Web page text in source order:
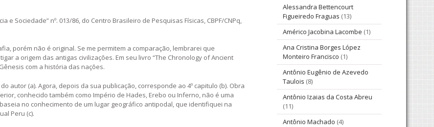
Sociedade” nº. 013/86, do Centro Brasileiro de Pesquisas Físicas, CBPF/CNPq,
porém não é original. Se me permitem a comparação, lembrarei que
a origem das antigas civilizações. Em seu livro “The Chronology of Ancient
com a história das nações.
autor (a). Agora, depois da sua publicação, corresponde ao 4º capitulo (b). Obra
conhecido também como Império de Hades, Erebo ou Inferno, não é uma
no conhecimento de um lugar geográfico antipodal, que identifiquei na
Peru (c).
Alessandra Bettencourt
Figueiredo Fraguas (13)
Américo Jacobina Lacombe (1)
Ana Cristina Borges López
Monteiro Francisco (1)
Antônio Eugênio de Azevedo
Taulois (8)
Antônio Izaias da Costa Abreu
(11)
Antônio Machado (4)